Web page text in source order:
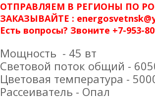
ОТПРАВЛЯЕМ В РЕГИОНЫ ПО
ЗАКАЗЫВАЙТЕ :
Есть вопросы? Звоните +7-953-
Мощность - 45 вт
Световой поток общий -
Цветовая температура -
Рассеиватель - Опал